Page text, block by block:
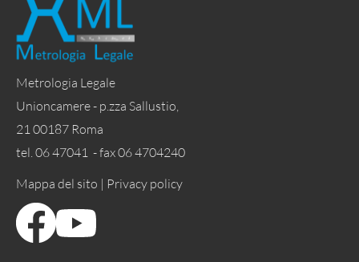
Metrologia Legale
Unioncamere - p.zza Sallustio,
21 00187 Roma
tel. 06 47041 - fax 06 4704240
Mappa del sito | Privacy policy